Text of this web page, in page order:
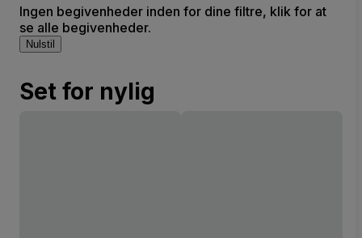
Ingen begivenheder inden for dine filtre, klik for at
se alle begivenheder.
Nulstil
Set for nylig